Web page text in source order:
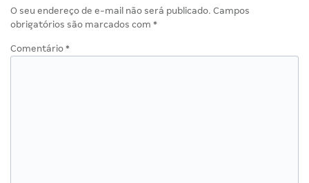
O seu endereço de e-mail não será publicado. Campos
obrigatórios são marcados com *
Comentário *